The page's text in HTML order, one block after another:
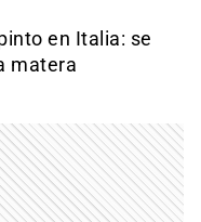
en Italia: se
matera